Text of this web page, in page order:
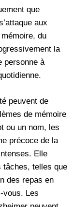
que
aux
du
la
personne à
peuvent de
de mémoire
ou un nom, les
précoce de la
Elle
tâches, telles que
des repas en
vous. Les